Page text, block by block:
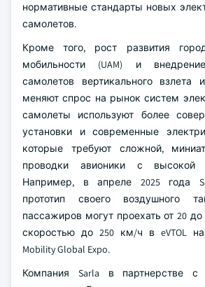
нормативные стандарты новых
самолетов.
Кроме того, рост развития
мобильности (UAM) и
самолетов вертикального взлета
меняют спрос на рынок систем
самолеты используют более
установки и современные
которые требуют сложной,
проводки авионики с высокой
Например, в апреле 2025 года
прототип своего воздушного
пассажиров могут проехать от 20
скоростью до 250 км/ч в eVTOL
Mobility Global Expo.
Компания Sarla в партнерстве